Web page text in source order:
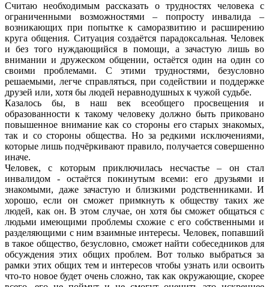
Считаю необходимым рассказать о трудностях человека с
ограниченными возможностями – попросту инвалида –
возникающих при попытке к саморазвитию и расширению
круга общения. Ситуация создаётся парадоксальная. Человек
и без того нуждающийся в помощи, а зачастую лишь во
внимании и дружеском общении, остаётся один на один со
своими проблемами. С этими трудностями, безусловно
решаемыми, легче справляться, при содействии и поддержке
друзей или, хотя бы людей неравнодушных к чужой судьбе.
Казалось бы, в наш век всеобщего просвещения и
образованности к такому человеку должно быть приковано
повышенное внимание как со стороны его старых знакомых,
так и со стороны общества. Но за редкими исключениями,
которые лишь подчёркивают правило, получается совершенно
иначе.
Человек, с которым приключилась несчастье – он стал
инвалидом - остаётся покинутым всеми: его друзьями и
знакомыми, даже зачастую и близкими родственниками. И
хорошо, если он сможет примкнуть к обществу таких же
людей, как он. В этом случае, он хотя бы сможет общаться с
людьми имеющими проблемы схожие с его собственными и
разделяющими с ним взаимные интересы. Человек, попавший
в такое общество, безусловно, сможет найти собеседников для
обсуждения этих общих проблем. Вот только выбраться за
рамки этих общих тем и интересов чтобы узнать или освоить
что-то новое будет очень сложно, так как окружающие, скорее